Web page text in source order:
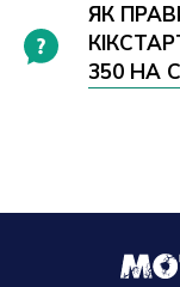
ЯК
350 НА